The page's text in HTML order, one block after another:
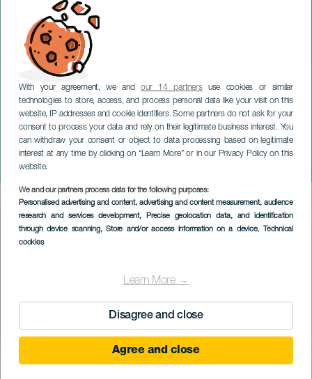
With your agreement, we andour 14 partnersuse cookies or similar
technologies to store, access, and process personal data like your visit on this
website, IP addresses and cookie identifiers. Some partners do not ask for your
consent to process your data and rely on their legitimate business interest. You
can withdraw your consent or object to data processing based on legitimate
interest at any time by clicking on “Learn More” or in our Privacy Policy on this
website.
We and our partners process data for the following purposes:
Personalised advertising and content, advertising and content measurement, audience
research and services development, Precise geolocation data, and identification
through device scanning, Store and/or access information on a device, Technical
cookies
Learn More →
Disagree and close
Agree and close
Mestizo
ГРАН-КАНАРИЯ
Imagen
Listado